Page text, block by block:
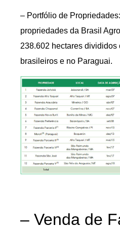
– Portfólio de
propriedades da Brasil
238.602 hectares divididos
brasileiros e no Paraguai.
– Venda de